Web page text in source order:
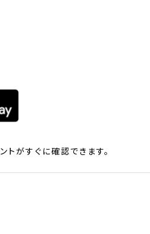
がすぐに確認できます。